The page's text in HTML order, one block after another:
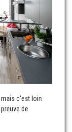
c’est loin
de